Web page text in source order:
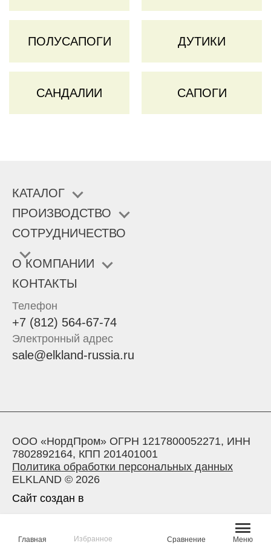
ПОЛУСАПОГИ ДУТИКИ
САНДАЛИИ САПОГИ
Главная Избранное Сравнение Меню
КАТАЛОГ
ПРОИЗВОДСТВО
СОТРУДНИЧЕСТВО
О КОМПАНИИ
КОНТАКТЫ
Телефон
+7 (812) 564-67-74
Электронный адрес
sale@elkland-russia.ru
ООО «НордПром» ОГРН 1217800052271, ИНН
7802892164, КПП 201401001
Политика обработки персональных данных
ELKLAND © 2026
Сайт создан в